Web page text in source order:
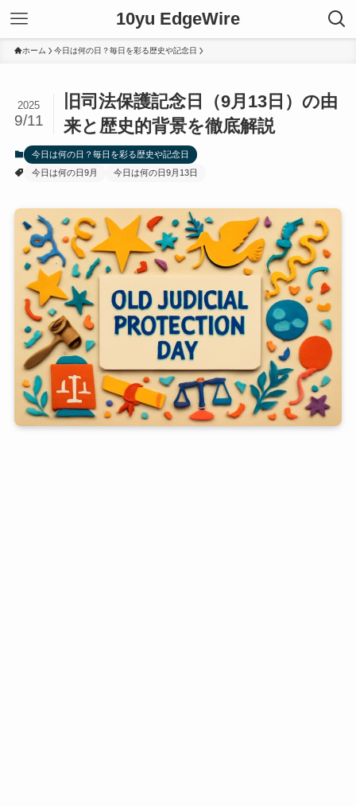
10yu EdgeWire
ホーム 今日は何の日？毎日を彩る歴史や記念日
旧司法保護記念日（9月13日）の由
来と歴史的背景を徹底解説
2025
9/11
今日は何の日？毎日を彩る歴史や記念日
今日は何の日9月
今日は何の日9月13日